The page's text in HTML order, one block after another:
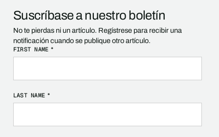
Suscríbase a nuestro boletín
No te pierdas ni un artículo. Regístrese para recibir una
notificación cuando se publique otro artículo.
FIRST NAME *
LAST NAME *